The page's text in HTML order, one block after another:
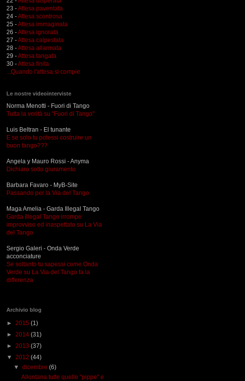
23 -Attesa paventata
24 -Attesa scontrosa
25 -Attesa immaginata
26 -Attesa ignorata
27 -Attesa calpestata
28 -Attesa allarmata
29 -Attesa tangata
30 -Attesa finita
...Quando l'attesa si compie
Le nostre videointerviste
Norma Menotti - Fuori di Tango
Tutta la verità su "Fuori di Tango"
Luis Beltran - El tunante
E se solo tu potessi costruire un
buon tango???
Angela y Mauro Rossi - Anyma
Dichiaro sotto giuramento
Barbara Favaro - MyB-Site
Passando per la Via del Tango
Maga Amelia - Garda Illegal Tango
Garda Illegal Tango irrompe
improvviso ed inaspettato su La Via
del Tango
Sergio Galeri - Onda Verde
acconciature
Se soltanto tu sapessi come Onda
Verde su La Via del Tango fa la
differenza
Archivio blog
► 2015 (1)
► 2014 (31)
► 2013 (37)
▼ 2012 (44)
▼dicembre(6)
Allontana tutte quelle "pippe" e